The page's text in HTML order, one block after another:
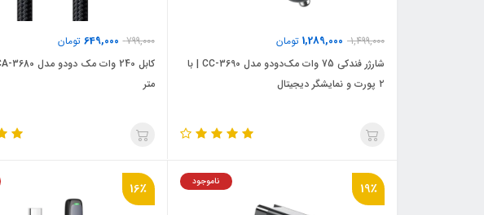
1,499,000
1,289,000 تومان
شارژر فندکی 75 وات مک‌دودو مدل CC-3690 | با
۲ پورت و نمایشگر دیجیتال
799,000
649,000 تومان
متر
19٪ ناموجود 16٪